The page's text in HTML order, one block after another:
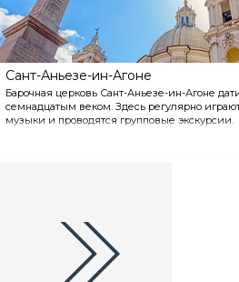
Сант-Аньезе-ин-Агоне
Барочная церковь Сант-Аньезе-ин-Агоне
семнадцатым веком. Здесь регулярно
музыки и проводятся групповые экскурсии.